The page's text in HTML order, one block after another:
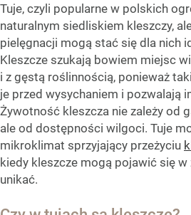
Tuje, czyli popularne w polskich
naturalnym siedliskiem kleszczy,
pielęgnacji mogą stać się dla nich
Kleszcze szukają bowiem miejsc
i z gęstą roślinnością, ponieważ
je przed wysychaniem i pozwalają
Żywotność kleszcza nie zależy od
ale od dostępności wilgoci. Tuje
mikroklimat sprzyjający przeżyciu
kiedy kleszcze mogą pojawić się w
unikać.